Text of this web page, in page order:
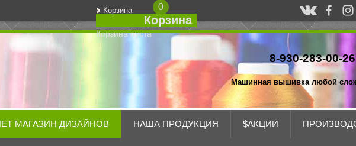
Корзина 0
Корзина
Корзина пуста
8-930-283-00-
Машинная вышивка любой
МАГАЗИН ДИЗАЙНОВ НАША ПРОДУКЦИЯ $АКЦИИ